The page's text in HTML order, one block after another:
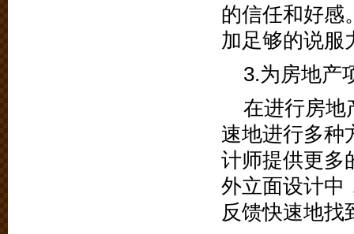
的信任和好感
加足够的说服
3.为房地产
在进行房地
速地进行多种
计师提供更多
外立面设计中
反馈快速地找